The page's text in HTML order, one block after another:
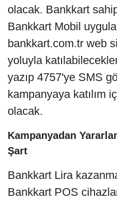
olacak. Bankkart
Bankkart Mobil
bankkart.com.tr web
yoluyla
yazıp 4757'ye SMS
kampanyaya katılım
olacak.
Kampanyadan
Şart
Bankkart Lira
Bankkart POS